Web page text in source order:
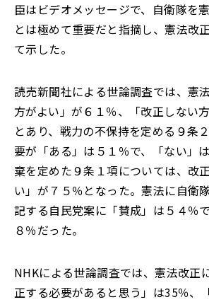
臣はビデオメッセージで、自衛隊を
とは極めて重要だと指摘し、憲法改
て示した。
読売新聞社による世論調査では、憲
方がよい」が６１％、「改正しない
とあり、戦力の不保持を定める９条
要が「ある」は５１％で、「ない」
棄を定めた９条１項については、改
い」が７５％となった。憲法に自衛
記する自民党案に「賛成」は５４％
８％だった。
NHKによる世論調査では、憲法改正
正する必要があると思う」は35％、